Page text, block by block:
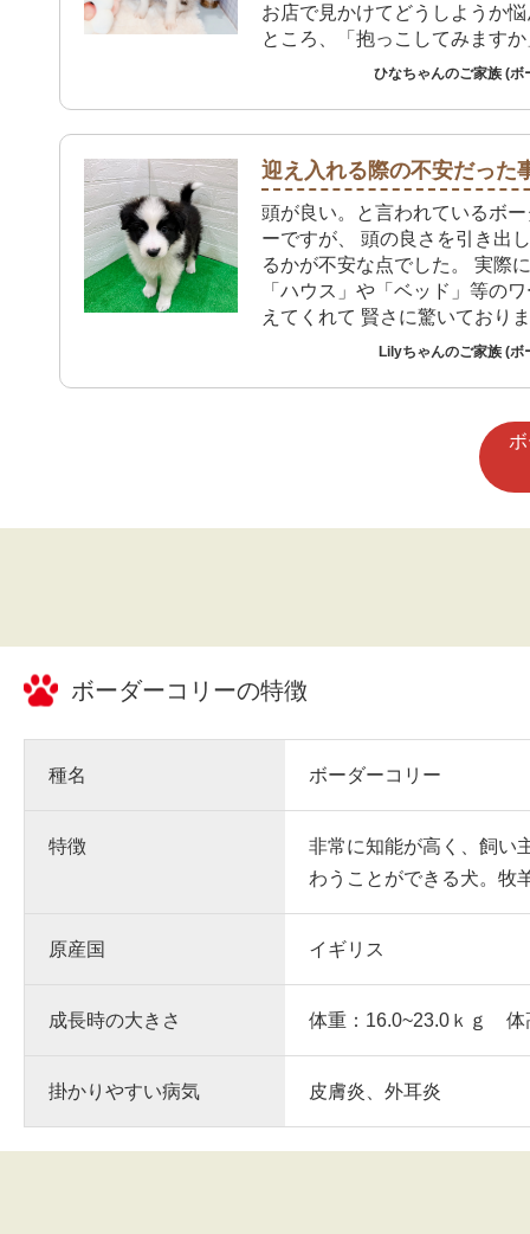
お店で見かけてどうしようか
ところ、「抱っこしてみます
さんに声をかけられたのが決
とはあまり好きではなく迷っ
にもよい影響があると聞いて
飼うことにしました。
ひなちゃんのご家族 (ボ
迎え入れる際の不安だった
頭が良い。と言われているボ
ーですが、 頭の良さを引き出
るかが不安な点でした。 実際
「ハウス」や「ベッド」等の
えてくれて 賢さに驚いており
Lilyちゃんのご家族 (ボ
ボーダーコリーの特徴
種名 ボーダーコリー
特徴
非常に知能が高く、飼い
わうことができる犬。牧
原産国 イギリス
成長時の大きさ 体重：16.0~23.0ｋｇ 体
掛かりやすい病気 皮膚炎、外耳炎